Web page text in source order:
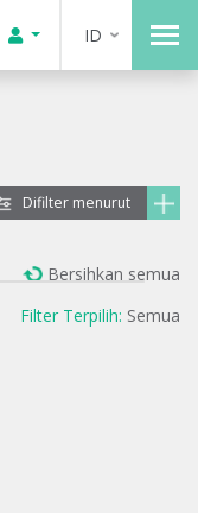
ID
Difilter menurut
Filter Terpilih: Semua
Bersihkan semua